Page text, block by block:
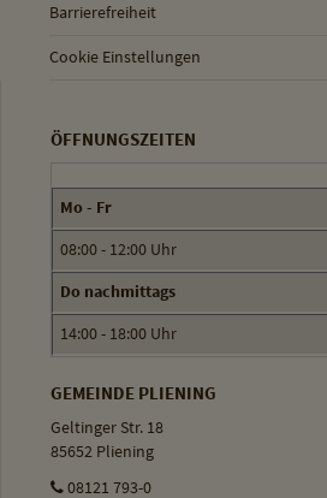
Barrierefreiheit
Cookie Einstellungen
ÖFFNUNGSZEITEN
Mo - Fr
08:00 - 12:00 Uhr
Do nachmittags
14:00 - 18:00 Uhr
GEMEINDE PLIENING
Geltinger Str. 18
85652 Pliening
08121 793-0